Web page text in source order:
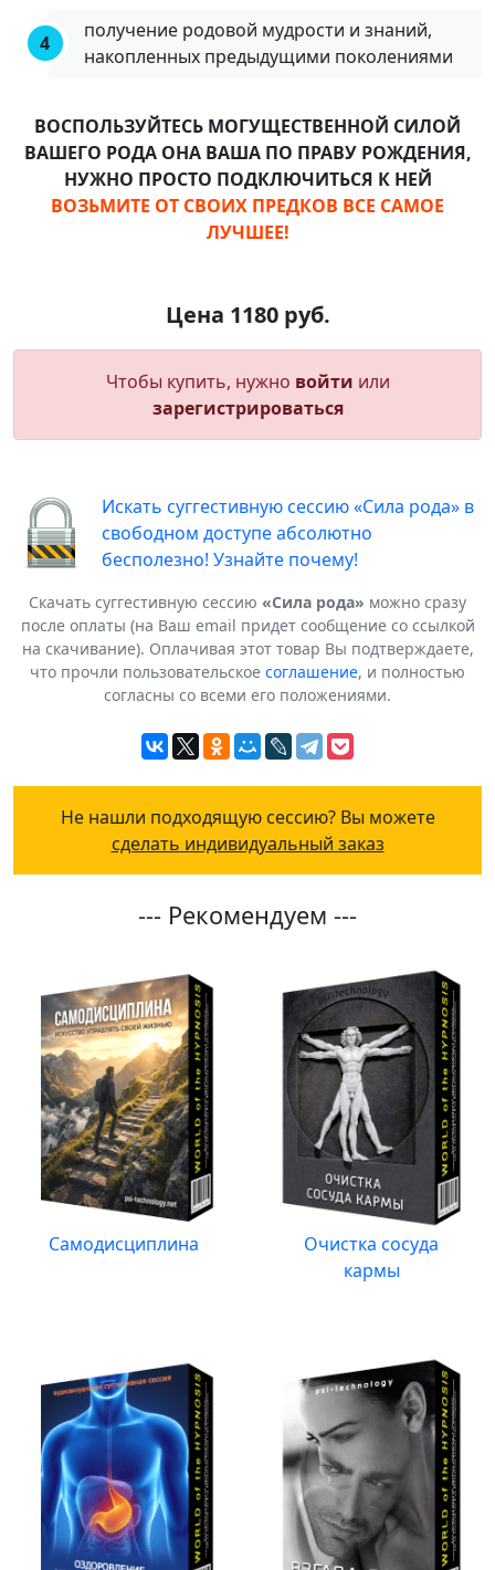
получение родовой мудрости и знаний,
накопленных предыдущими поколениями
ВОСПОЛЬЗУЙТЕСЬ МОГУЩЕСТВЕННОЙ СИЛОЙ
ВАШЕГО РОДА ОНА ВАША ПО ПРАВУ РОЖДЕНИЯ,
НУЖНО ПРОСТО ПОДКЛЮЧИТЬСЯ К НЕЙ
ВОЗЬМИТЕ ОТ СВОИХ ПРЕДКОВ ВСЕ САМОЕ
ЛУЧШЕЕ!
Цена 1180 руб.
Чтобы купить, нужно войти или
зарегистрироваться
Искать суггестивную сессию «Сила рода» в
свободном доступе абсолютно
бесполезно! Узнайте почему!
Скачать суггестивную сессию «Сила рода» можно сразу
после оплаты (на Ваш email придет сообщение со ссылкой
на скачивание). Оплачивая этот товар Вы подтверждаете,
что прочли пользовательское соглашение, и полностью
согласны со всеми его положениями.
Не нашли подходящую сессию? Вы можете
сделать индивидуальный заказ
--- Рекомендуем ---
Самодисциплина
Очистка сосуда
кармы